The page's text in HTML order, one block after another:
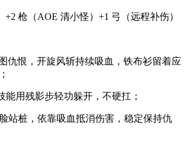
+2 枪（AOE 清小怪）+1 弓（远程补伤）
仇恨，开旋风斩持续吸血，铁布衫留着应
能用残影步轻功躲开，不硬扛；
站桩，依靠吸血抵消伤害，稳定保持仇